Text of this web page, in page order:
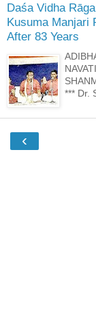
Daśa Vidha
Kusuma Manjari
After 83 Years
*** Dr.
‹